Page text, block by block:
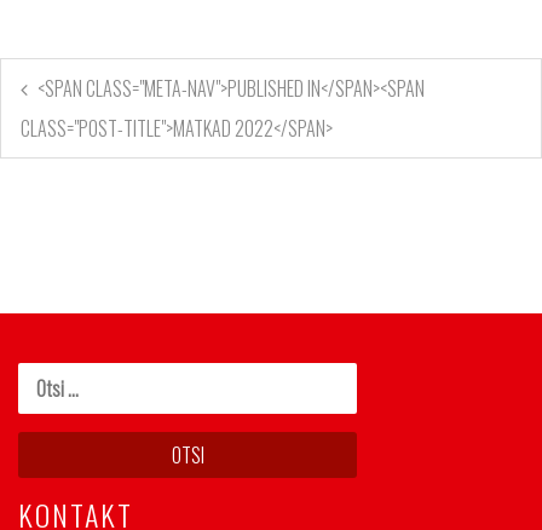
<SPAN CLASS="META-NAV">PUBLISHED IN</SPAN><SPAN
CLASS="POST-TITLE">MATKAD 2022</SPAN>
KONTAKT